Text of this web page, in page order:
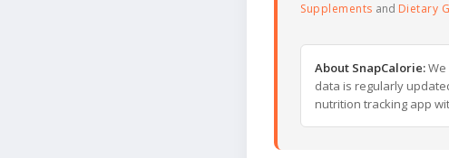
Supplements and Dietary
About SnapCalorie:
data is regularly
nutrition tracking app